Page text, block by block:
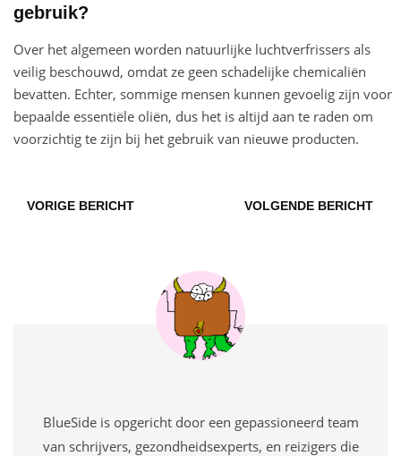
gebruik?
Over het algemeen worden natuurlijke luchtverfrissers als
veilig beschouwd, omdat ze geen schadelijke chemicaliën
bevatten. Echter, sommige mensen kunnen gevoelig zijn voor
bepaalde essentiële oliën, dus het is altijd aan te raden om
voorzichtig te zijn bij het gebruik van nieuwe producten.
VORIGE BERICHT VOLGENDE BERICHT
BlueSide is opgericht door een gepassioneerd team
van schrijvers, gezondheidsexperts, en reizigers die